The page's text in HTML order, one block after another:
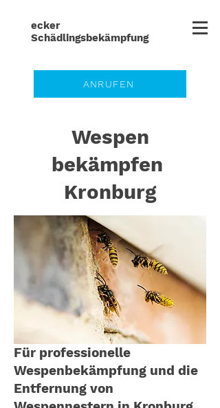
ecker
Schädlingsbekämpfung
ANRUFEN
Wespen
bekämpfen
Kronburg
Für professionelle
Wespenbekämpfung und die
Entfernung von